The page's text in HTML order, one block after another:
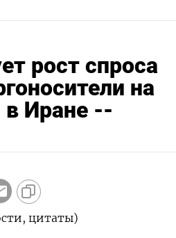
рост спроса
на
Иране --
цитаты)